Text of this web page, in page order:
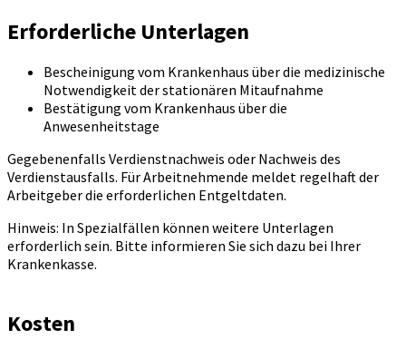
Erforderliche Unterlagen
Bescheinigung vom Krankenhaus über die medizinische
Notwendigkeit der stationären Mitaufnahme
Bestätigung vom Krankenhaus über die
Anwesenheitstage
Gegebenenfalls Verdienstnachweis oder Nachweis des
Verdienstausfalls. Für Arbeitnehmende meldet regelhaft der
Arbeitgeber die erforderlichen Entgeltdaten.
Hinweis: In Spezialfällen können weitere Unterlagen
erforderlich sein. Bitte informieren Sie sich dazu bei Ihrer
Krankenkasse.
Kosten